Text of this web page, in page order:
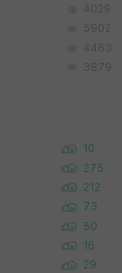
4029
5902
4463
3879
10
275
212
73
50
16
29